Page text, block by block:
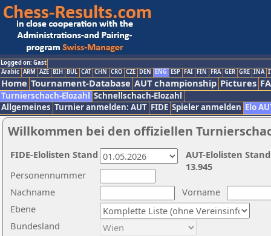
Logged on: Gast
Arabic ARM AZE BIH BUL CAT CHN CRO CZE DEN ENG ESP FAI FIN FRA GER GRE INA
Home Tournament-Database AUT championship Pictures
Turnierschach-Elozahl Schnellschach-Elozahl
Allgemeines Turnier anmelden: AUT FIDE Spieler anmelden Elo
Willkommen bei den offiziellen
Nachname
Vorname
Ebene
Personennummer
Bundesland
AUT-Elolisten
13.945
FIDE-Elolisten Stand